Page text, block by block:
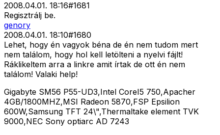
2008.04.01. 18:16#1681
Regisztrálj be.
genory
2008.04.01. 18:10#1680
Lehet, hogy én vagyok béna de én nem tudom mert
nem találom, hogy hol kell letölteni a nyelvi fájlt!
Ráklikeltem arra a linkre amit írtak de ott én nem
találom! Valaki help!
Gigabyte SM56 P55-UD3,Intel CoreI5 750,Apacher
4GB/1800MHZ,MSI Radeon 5870,FSP Epsilion
600W,Samsung TFT 24\",Thermaltake element TVK
9000,NEC Sony optiarc AD 7243